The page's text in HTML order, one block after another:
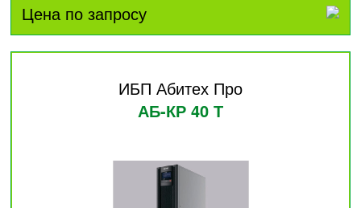
Цена по запросу
ИБП Абитех Про
АБ-КР 40 Т